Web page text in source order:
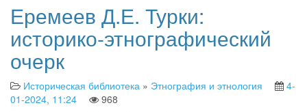
Еремеев Д.Е. Турки:
историко-этнографический
очерк
Историческая библиотека » Этнография и этнология
4-
01-2024, 11:24
968